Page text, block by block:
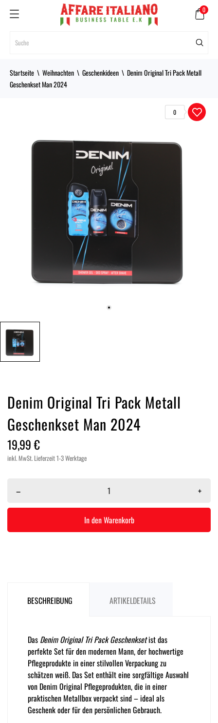
0
Startseite Weihnachten Geschenkideen
Denim Original Tri Pack Metall
Geschenkset Man 2024
0
Denim Original Tri Pack Metall
Geschenkset Man 2024
19,99 €
inkl. MwSt.Lieferzeit 1-3 Werktage
– +
In den Warenkorb
BESCHREIBUNG ARTIKELDETAILS
Das Denim Original Tri Pack Geschenksetist das
perfekte Set für den modernen Mann, der hochwertige
Pflegeprodukte in einer stilvollen Verpackung zu
schätzen weiß. Das Set enthält eine sorgfältige Auswahl
von Denim Original Pflegeprodukten, die in einer
praktischen Metallbox verpackt sind – ideal als
Geschenk oder für den persönlichen Gebrauch.